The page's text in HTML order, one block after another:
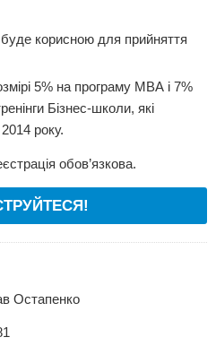
корисною для прийняття
5% на програму МВА і 7%
Бізнес-школи, які
року.
обов’язкова.
Остапенко